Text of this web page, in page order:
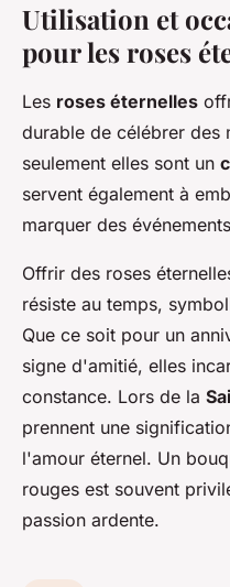
Utilisation et
pour les roses
Les roses éternelles
durable de célébrer des
seulement elles sont un
servent également à
marquer des
Offrir des roses
résiste au temps,
Que ce soit pour un
signe d'amitié, elles
constance. Lors de la
prennent une
l'amour éternel. Un
rouges est souvent
passion ardente.